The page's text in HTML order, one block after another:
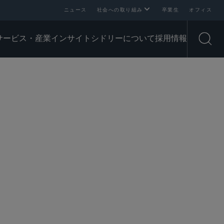
ニュース 社会への取り組み 卒業生 オフィス
ービス・産業インサイト シドリーについて採用情報